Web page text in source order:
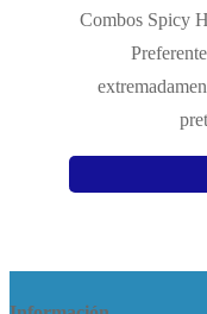
Combos Spicy